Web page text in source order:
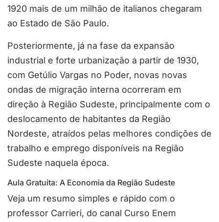
1920 mais de um milhão de italianos chegaram
ao Estado de São Paulo.
Posteriormente, já na fase da expansão
industrial e forte urbanização a partir de 1930,
com Getúlio Vargas no Poder, novas novas
ondas de migração interna ocorreram em
direção à Região Sudeste, principalmente com o
deslocamento de habitantes da Região
Nordeste, atraídos pelas melhores condições de
trabalho e emprego disponíveis na Região
Sudeste naquela época.
Aula Gratuita: A Economia da Região Sudeste
Veja um resumo simples e rápido com o
professor Carrieri, do canal Curso Enem